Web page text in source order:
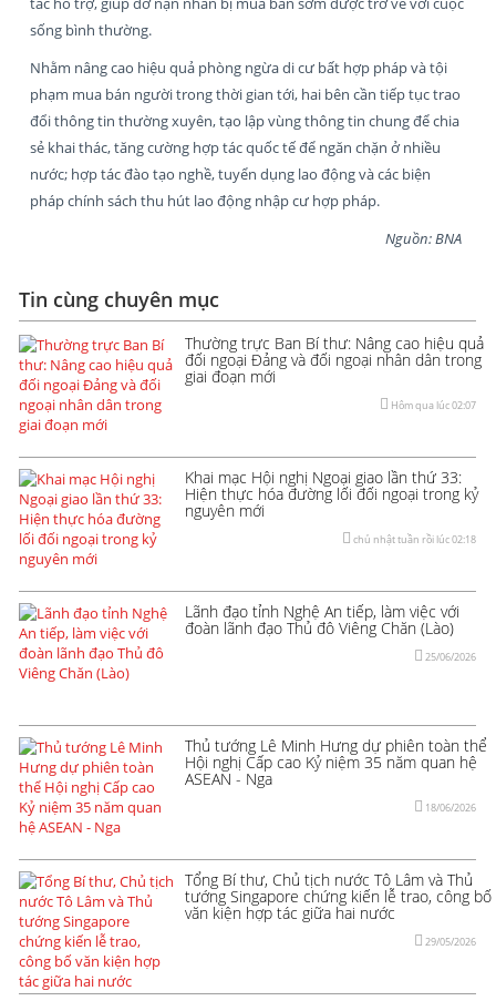
sống bình thường.
Nhằm nâng cao hiệu quả phòng ngừa di cư bất hợp pháp và tội
phạm mua bán người trong thời gian tới, hai bên cần tiếp tục trao
đổi thông tin thường xuyên, tạo lập vùng thông tin chung để chia
sẻ khai thác, tăng cường hợp tác quốc tế để ngăn chặn ở nhiều
nước; hợp tác đào tạo nghề, tuyển dụng lao động và các biện
pháp chính sách thu hút lao động nhập cư hợp pháp.
Nguồn: BNA
Tin cùng chuyên mục
Thường trực Ban Bí thư: Nâng cao hiệu quả
đối ngoại Đảng và đối ngoại nhân dân trong
giai đoạn mới
Hôm qua lúc 02:07
Khai mạc Hội nghị Ngoại giao lần thứ 33:
Hiện thực hóa đường lối đối ngoại trong kỷ
nguyên mới
chủ nhật tuần rồi lúc 02:18
Lãnh đạo tỉnh Nghệ An tiếp, làm việc với
đoàn lãnh đạo Thủ đô Viêng Chăn (Lào)
25/06/2026
Thủ tướng Lê Minh Hưng dự phiên toàn thể
Hội nghị Cấp cao Kỷ niệm 35 năm quan hệ
ASEAN - Nga
18/06/2026
Tổng Bí thư, Chủ tịch nước Tô Lâm và Thủ
tướng Singapore chứng kiến lễ trao, công bố
văn kiện hợp tác giữa hai nước
29/05/2026